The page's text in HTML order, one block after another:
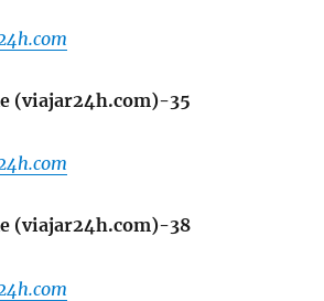
(viajar24h.com)-35
(viajar24h.com)-38